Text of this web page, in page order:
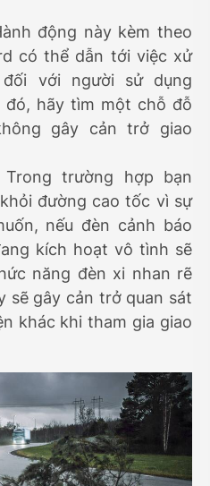
động này kèm theo
có thể dẫn tới việc xử
với người sử dụng
đó, hãy tìm một chỗ đỗ
gây cản trở giao
trường hợp bạn
đường cao tốc vì sự
nếu đèn cảnh báo
kích hoạt vô tình sẽ
năng đèn xi nhan rẽ
sẽ gây cản trở quan sát
khác khi tham gia giao